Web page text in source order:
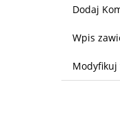
Dodaj
Wpis
Modyfikuj